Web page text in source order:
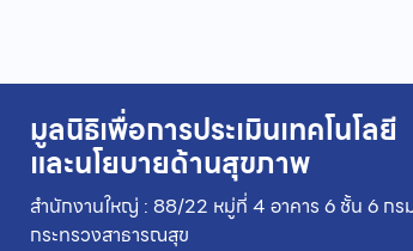
มูลนิธิเพื่อการประเมินเทคโนโลยี
และนโยบายด้านสุขภาพ
สำนักงานใหญ่ : 88/22 หมู่ที่ 4 อาคาร 6 ชั้น 6 กร
กระทรวงสาธารณสุข